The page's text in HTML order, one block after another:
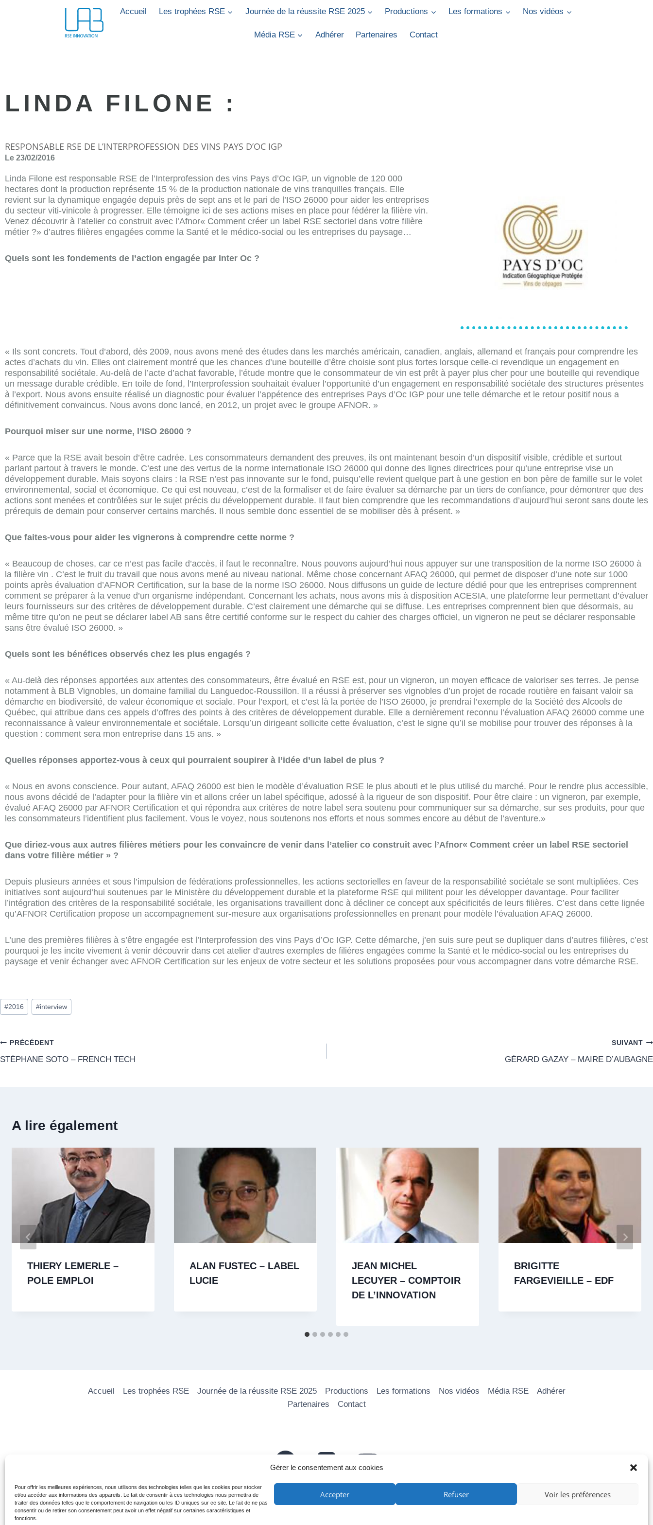
Gérer le consentement aux cookies
Pour offrir les meilleures expériences, nous utilisons des technologies telles que les cookies pour stocker
et/ou accéder aux informations des appareils. Le fait de consentir à ces technologies nous permettra de
traiter des données telles que le comportement de navigation ou les ID uniques sur ce site. Le fait de ne pas
consentir ou de retirer son consentement peut avoir un effet négatif sur certaines caractéristiques et
fonctions.
Accepter Refuser Voir les préférences
Accueil Les trophées RSE Journée de la réussite RSE 2025 Productions Les formations Nos vidéos
Média RSE Adhérer Partenaires Contact
LINDA FILONE :
RESPONSABLE RSE DE L’INTERPROFESSION DES VINS PAYS D’OC IGP
Le 23/02/2016
Linda Filone est responsable RSE de l’Interprofession des vins Pays d’Oc IGP, un vignoble de 120 000
hectares dont la production représente 15 % de la production nationale de vins tranquilles français. Elle
revient sur la dynamique engagée depuis près de sept ans et le pari de l’ISO 26000 pour aider les entreprises
du secteur viti-vinicole à progresser. Elle témoigne ici de ses actions mises en place pour fédérer la filière vin.
Venez découvrir à l’atelier co construit avec l’Afnor« Comment créer un label RSE sectoriel dans votre filière
métier ?» d’autres filières engagées comme la Santé et le médico-social ou les entreprises du paysage…
Quels sont les fondements de l’action engagée par Inter Oc ?
« Ils sont concrets. Tout d’abord, dès 2009, nous avons mené des études dans les marchés américain, canadien, anglais, allemand et français pour comprendre les
actes d’achats du vin. Elles ont clairement montré que les chances d’une bouteille d’être choisie sont plus fortes lorsque celle-ci revendique un engagement en
responsabilité sociétale. Au-delà de l’acte d’achat favorable, l’étude montre que le consommateur de vin est prêt à payer plus cher pour une bouteille qui revendique
un message durable crédible. En toile de fond, l’Interprofession souhaitait évaluer l’opportunité d’un engagement en responsabilité sociétale des structures présentes
à l’export. Nous avons ensuite réalisé un diagnostic pour évaluer l’appétence des entreprises Pays d’Oc IGP pour une telle démarche et le retour positif nous a
définitivement convaincus. Nous avons donc lancé, en 2012, un projet avec le groupe AFNOR. »
Pourquoi miser sur une norme, l’ISO 26000 ?
« Parce que la RSE avait besoin d’être cadrée. Les consommateurs demandent des preuves, ils ont maintenant besoin d’un dispositif visible, crédible et surtout
parlant partout à travers le monde. C’est une des vertus de la norme internationale ISO 26000 qui donne des lignes directrices pour qu’une entreprise vise un
développement durable. Mais soyons clairs : la RSE n’est pas innovante sur le fond, puisqu’elle revient quelque part à une gestion en bon père de famille sur le volet
environnemental, social et économique. Ce qui est nouveau, c’est de la formaliser et de faire évaluer sa démarche par un tiers de confiance, pour démontrer que des
actions sont menées et contrôlées sur le sujet précis du développement durable. Il faut bien comprendre que les recommandations d’aujourd’hui seront sans doute les
prérequis de demain pour conserver certains marchés. Il nous semble donc essentiel de se mobiliser dès à présent. »
Que faites-vous pour aider les vignerons à comprendre cette norme ?
« Beaucoup de choses, car ce n’est pas facile d’accès, il faut le reconnaître. Nous pouvons aujourd’hui nous appuyer sur une transposition de la norme ISO 26000 à
la filière vin . C’est le fruit du travail que nous avons mené au niveau national. Même chose concernant AFAQ 26000, qui permet de disposer d’une note sur 1000
points après évaluation d’AFNOR Certification, sur la base de la norme ISO 26000. Nous diffusons un guide de lecture dédié pour que les entreprises comprennent
comment se préparer à la venue d’un organisme indépendant. Concernant les achats, nous avons mis à disposition ACESIA, une plateforme leur permettant d’évaluer
leurs fournisseurs sur des critères de développement durable. C’est clairement une démarche qui se diffuse. Les entreprises comprennent bien que désormais, au
même titre qu’on ne peut se déclarer label AB sans être certifié conforme sur le respect du cahier des charges officiel, un vigneron ne peut se déclarer responsable
sans être évalué ISO 26000. »
Quels sont les bénéfices observés chez les plus engagés ?
« Au-delà des réponses apportées aux attentes des consommateurs, être évalué en RSE est, pour un vigneron, un moyen efficace de valoriser ses terres. Je pense
notamment à BLB Vignobles, un domaine familial du Languedoc-Roussillon. Il a réussi à préserver ses vignobles d’un projet de rocade routière en faisant valoir sa
démarche en biodiversité, de valeur économique et sociale. Pour l’export, et c’est là la portée de l’ISO 26000, je prendrai l’exemple de la Société des Alcools de
Québec, qui attribue dans ces appels d’offres des points à des critères de développement durable. Elle a dernièrement reconnu l’évaluation AFAQ 26000 comme une
reconnaissance à valeur environnementale et sociétale. Lorsqu’un dirigeant sollicite cette évaluation, c’est le signe qu’il se mobilise pour trouver des réponses à la
question : comment sera mon entreprise dans 15 ans. »
Quelles réponses apportez-vous à ceux qui pourraient soupirer à l’idée d’un label de plus ?
« Nous en avons conscience. Pour autant, AFAQ 26000 est bien le modèle d’évaluation RSE le plus abouti et le plus utilisé du marché. Pour le rendre plus accessible,
nous avons décidé de l’adapter pour la filière vin et allons créer un label spécifique, adossé à la rigueur de son dispositif. Pour être claire : un vigneron, par exemple,
évalué AFAQ 26000 par AFNOR Certification et qui répondra aux critères de notre label sera soutenu pour communiquer sur sa démarche, sur ses produits, pour que
les consommateurs l’identifient plus facilement. Vous le voyez, nous soutenons nos efforts et nous sommes encore au début de l’aventure.»
Que diriez-vous aux autres filières métiers pour les convaincre de venir dans l’atelier co construit avec l’Afnor« Comment créer un label RSE sectoriel
dans votre filière métier » ?
Depuis plusieurs années et sous l’impulsion de fédérations professionnelles, les actions sectorielles en faveur de la responsabilité sociétale se sont multipliées. Ces
initiatives sont aujourd’hui soutenues par le Ministère du développement durable et la plateforme RSE qui militent pour les développer davantage. Pour faciliter
l’intégration des critères de la responsabilité sociétale, les organisations travaillent donc à décliner ce concept aux spécificités de leurs filières. C’est dans cette lignée
qu’AFNOR Certification propose un accompagnement sur-mesure aux organisations professionnelles en prenant pour modèle l’évaluation AFAQ 26000.
L’une des premières filières à s’être engagée est l’Interprofession des vins Pays d’Oc IGP. Cette démarche, j’en suis sure peut se dupliquer dans d’autres filières, c’est
pourquoi je les incite vivement à venir découvrir dans cet atelier d’autres exemples de filières engagées comme la Santé et le médico-social ou les entreprises du
paysage et venir échanger avec AFNOR Certification sur les enjeux de votre secteur et les solutions proposées pour vous accompagner dans votre démarche RSE.
#2016 #interview
PRÉCÉDENT
STÉPHANE SOTO – FRENCH TECH
SUIVANT
GÉRARD GAZAY – MAIRE D’AUBAGNE
A lire également
THIERY LEMERLE –
POLE EMPLOI
ALAN FUSTEC – LABEL
LUCIE
JEAN MICHEL
LECUYER – COMPTOIR
DE L’INNOVATION
BRIGITTE
FARGEVIEILLE – EDF
Accueil Les trophées RSE Journée de la réussite RSE 2025 Productions Les formations Nos vidéos Média RSE
Adhérer
Partenaires
Contact